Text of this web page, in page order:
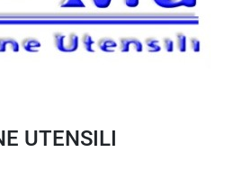
UTENSILI